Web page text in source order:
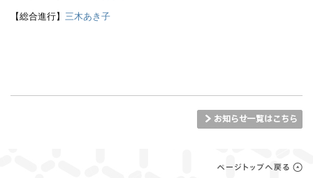
【総合進行】 三木あき子